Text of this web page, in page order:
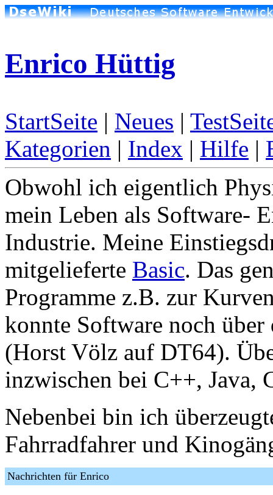
Enrico Hüttig
StartSeite | Neues |
Kategorien | Index | Hilfe |
Obwohl ich eigentlich
mein Leben als Software-
Industrie. Meine
mitgelieferte Basic. Das
Programme z.B. zur
konnte Software noch
(Horst Völz auf DT64).
inzwischen bei C++, Java,
Nebenbei bin ich
Fahrradfahrer und
Nachrichten für Enrico